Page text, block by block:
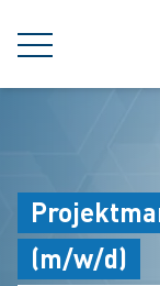
MENÜ
(m/w/d)